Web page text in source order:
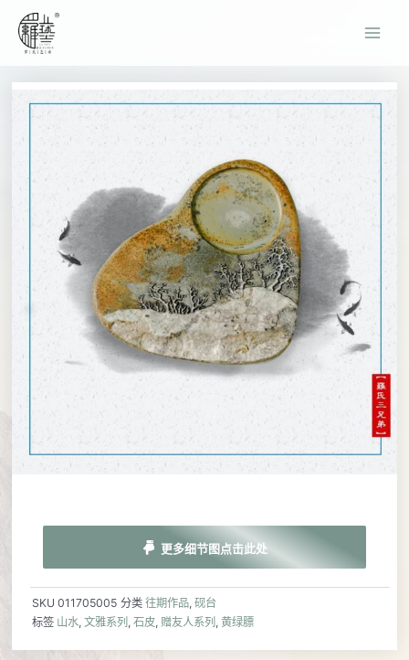
更多细节图点击此处
SKU 011705005 分类 往期作品,砚台
标签 山水,文雅系列 ,石皮, 赠友人系列 ,黄绿膘